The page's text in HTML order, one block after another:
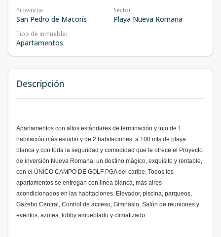
Provincia:
San Pedro de Macorís
Sector:
Playa Nueva Romana
Tipo de inmueble:
Apartamentos
Descripción
Apartamentos con altos estándares de terminación y lujo de 1
habitación más estudio y de 2 habitaciones, a 100 mts de playa
blanca y con toda la seguridad y comodidad que te ofrece el Proyecto
de inversión Nueva Romana, un destino mágico, exquisito y rentable,
con el ÚNICO CAMPO DE GOLF PGA del caribe. Todos los
apartamentos se entregan con línea blanca, más aires
acondicionados en las habitaciones. Elevador, piscina, parqueos,
Gazebo Central, Control de acceso, Gimnasio, Salón de reuniones y
eventos, azotea, lobby amueblado y climatizado.